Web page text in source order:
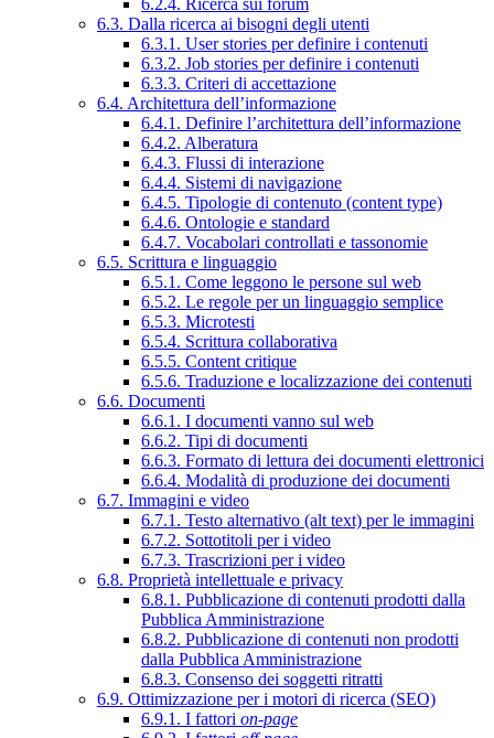
6.3. Dalla ricerca ai bisogni degli utenti
6.3.1. User stories per definire i contenuti
6.3.2. Job stories per definire i contenuti
6.3.3. Criteri di accettazione
6.4. Architettura dell’informazione
6.4.1. Definire l’architettura dell’informazione
6.4.2. Alberatura
6.4.3. Flussi di interazione
6.4.4. Sistemi di navigazione
6.4.5. Tipologie di contenuto (content type)
6.4.6. Ontologie e standard
6.4.7. Vocabolari controllati e tassonomie
6.5. Scrittura e linguaggio
6.5.1. Come leggono le persone sul web
6.5.2. Le regole per un linguaggio semplice
6.5.3. Microtesti
6.5.4. Scrittura collaborativa
6.5.5. Content critique
6.5.6. Traduzione e localizzazione dei contenuti
6.6. Documenti
6.6.1. I documenti vanno sul web
6.6.2. Tipi di documenti
6.6.3. Formato di lettura dei documenti elettronici
6.6.4. Modalità di produzione dei documenti
6.7. Immagini e video
6.7.1. Testo alternativo (alt text) per le immagini
6.7.2. Sottotitoli per i video
6.7.3. Trascrizioni per i video
6.8. Proprietà intellettuale e privacy
6.8.1. Pubblicazione di contenuti prodotti dalla
Pubblica Amministrazione
6.8.2. Pubblicazione di contenuti non prodotti
dalla Pubblica Amministrazione
6.8.3. Consenso dei soggetti ritratti
6.9. Ottimizzazione per i motori di ricerca (SEO)
6.9.1. I fattori on-page